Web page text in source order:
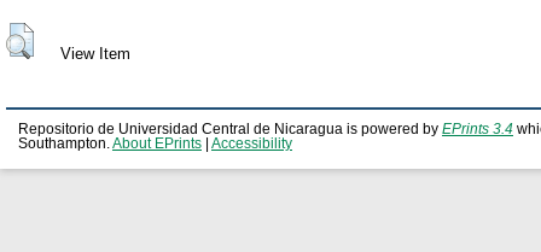
View Item
Repositorio de Universidad Central de Nicaragua is powered by EPrints 3.4
Southampton.About EPrints Accessibility